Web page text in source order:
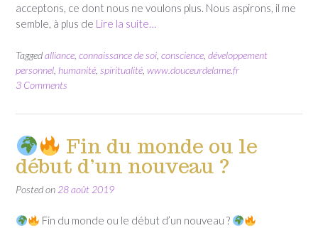
acceptons, ce dont nous ne voulons plus. Nous aspirons, il me
semble, à plus de Lire la suite…
Taggedalliance connaissance de soi conscience développement
personnel humanité spiritualité www.douceurdelame.fr
3 Comments
Fin du monde ou le
début d’un nouveau ?
Posted on 28 août 2019
Fin du monde ou le début d’un nouveau ?